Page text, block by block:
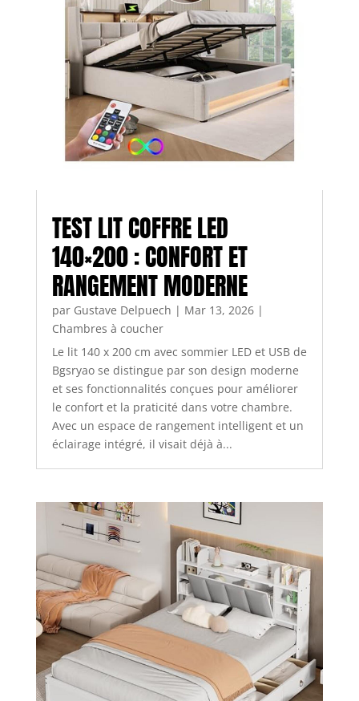
TEST LIT COFFRE LED
140×200 : CONFORT ET
RANGEMENT MODERNE
par Gustave Delpuech | Mar 13, 2026|
Chambres à coucher
Le lit 140 x 200 cm avec sommier LED et USB de
Bgsryao se distingue par son design moderne
et ses fonctionnalités conçues pour améliorer
le confort et la praticité dans votre chambre.
Avec un espace de rangement intelligent et un
éclairage intégré, il visait déjà à...